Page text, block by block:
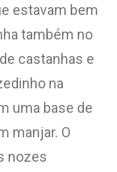
estavam bem
também no
castanhas e
na
uma base de
manjar. O
nozes